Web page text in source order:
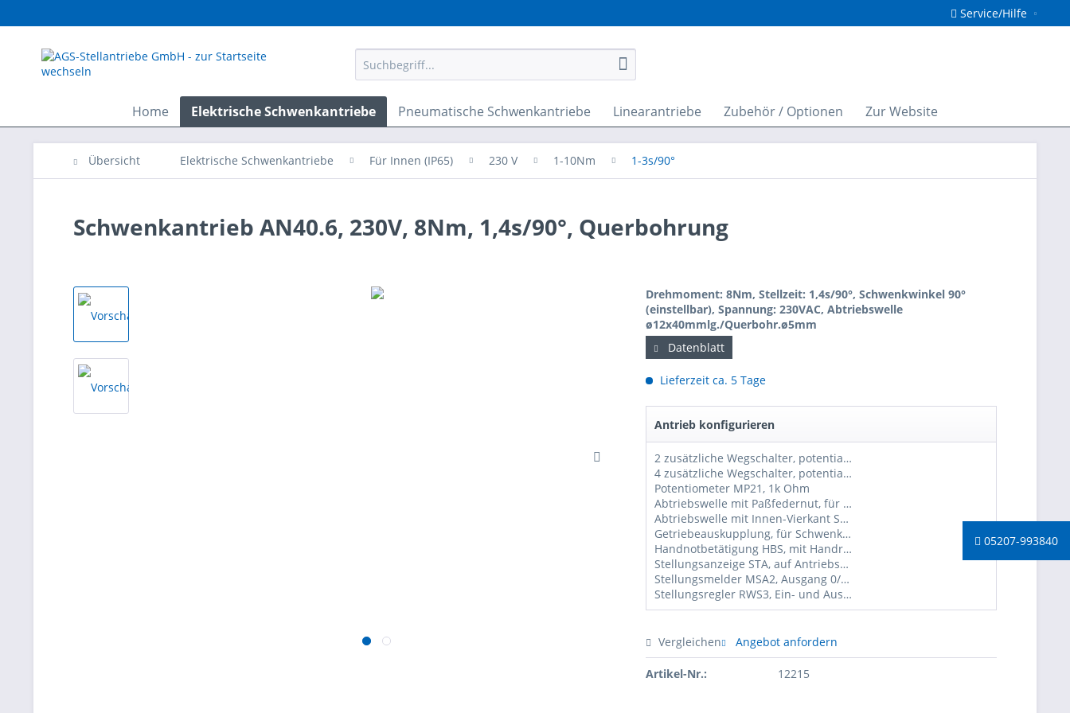
05207-993840
Service/Hilfe
Home Elektrische Schwenkantriebe Pneumatische Schwenkantriebe Linearantriebe Zubehör / Optionen Zur Website
Übersicht Elektrische Schwenkantriebe Für Innen (IP65) 230 V 1-10Nm 1-3s/90°
Schwenkantrieb AN40.6, 230V, 8Nm, 1,4s/90°, Querbohrung
Drehmoment: 8Nm, Stellzeit: 1,4s/90°, Schwenkwinkel 90°
(einstellbar), Spannung: 230VAC, Abtriebswelle
ø12x40mmlg./Querbohr.ø5mm
Datenblatt
Lieferzeit ca. 5 Tage
Antrieb konfigurieren
2 zusätzliche Wegschalter, potentialfrei
4 zusätzliche Wegschalter, potentialfrei
Potentiometer MP21, 1k Ohm
Abtriebswelle mit Paßfedernut, für Schwenkantriebe AN40
Abtriebswelle mit Innen-Vierkant SW14mm, für Schwenkantriebe AN40
Getriebeauskupplung, für Schwenkantriebe AN (tw. nicht möglich, bitte anfragen)
Handnotbetätigung HBS, mit Handrad ø150mm, für Schwenkantriebe AN (tw. nicht möglich, bitte anfragen
Stellungsanzeige STA, auf Antriebshaube, für Schwenkantriebe AN
Stellungsmelder MSA2, Ausgang 0/2-10V und 0/4-20mA, für Schwenkantriebe AN
Stellungsregler RWS3, Ein- und Ausgang 0/2-10V und 0/4-20mA, für Schwenkantriebe AN, 230VAC
Vergleichen Angebot anfordern
Artikel-Nr.: 12215